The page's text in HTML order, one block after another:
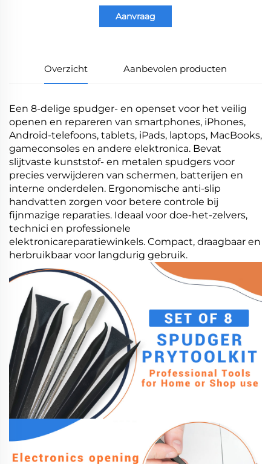
Aanvraag
Overzicht Aanbevolen producten
Een 8-delige spudger- en openset voor het veilig
openen en repareren van smartphones, iPhones,
Android-telefoons, tablets, iPads, laptops, MacBooks,
gameconsoles en andere elektronica. Bevat
slijtvaste kunststof- en metalen spudgers voor
precies verwijderen van schermen, batterijen en
interne onderdelen. Ergonomische anti-slip
handvatten zorgen voor betere controle bij
fijnmazige reparaties. Ideaal voor doe-het-zelvers,
technici en professionele
elektronicareparatiewinkels. Compact, draagbaar en
herbruikbaar voor langdurig gebruik.